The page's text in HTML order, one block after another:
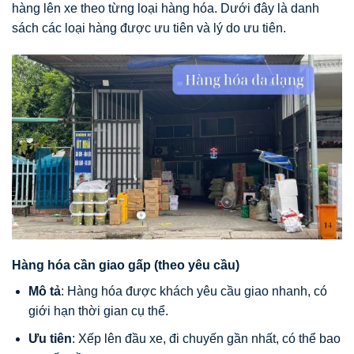
hàng lên xe theo từng loại hàng hóa. Dưới đây là danh
sách các loại hàng được ưu tiên và lý do ưu tiên.
Hàng hóa cần giao gấp (theo yêu cầu)
Mô tả: Hàng hóa được khách yêu cầu giao nhanh, có
giới hạn thời gian cụ thể.
Ưu tiên: Xếp lên đầu xe, đi chuyến gần nhất, có thể bao